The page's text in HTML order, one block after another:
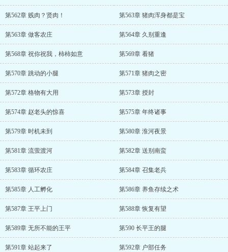
第562章 贱肉？贤肉！ 第563章 猪肉浑身都是宝
第563章 做客农庄 第564章 久别重逢
第568章 祝你祝我，柿柿如意 第569章 看猪
第570章 跳动的小腿 第571章 猪肉之密
第572章 格物有大用 第573章 授封
第574章 赵老头的惊喜 第575章 年终诸事
第579章 时机未到 第580章 淮河夜景
第581章 流萤渡河 第582章 送别南蛮
第583章 循环农庄 第584章 召集老兵
第585章 人工孵化 第586章 养鱼存续之术
第587章 王平上门 第588章 恢复有望
第589章 无所不能的王平 第590 长平王的腿
第591章 站起来了 第592章 户部任务